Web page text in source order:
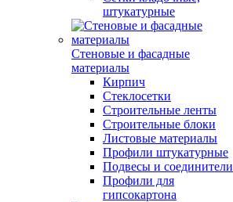
штукатурные
Стеновые и фасадные
материалы
Кирпич
Стеклосетки
Строительные ленты
Строительные блоки
Листовые материалы
Профили штукатурные
Подвесы и соединители
Профили для
гипсокартона